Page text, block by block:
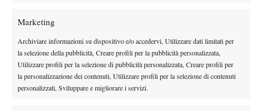
Marketing
Archiviare informazioni su dispositivo e/o accedervi, Utilizzare dati limitati per
la selezione della pubblicità, Creare profili per la pubblicità personalizzata,
Utilizzare profili per la selezione di pubblicità personalizzata, Creare profili per
la personalizzazione dei contenuti, Utilizzare profili per la selezione di contenuti
personalizzati, Sviluppare e migliorare i servizi.
premi penalizza la crescita dei giocatori che hanno voglia di
pensi a riguardo?
Il problema esiste di sicuro… Pensa che questa settimana
vincendo il torneo ho guadagnato 840 €, e mi “salvo” solo
perché abito a pochi chilometri da Pontedera riuscendo per una